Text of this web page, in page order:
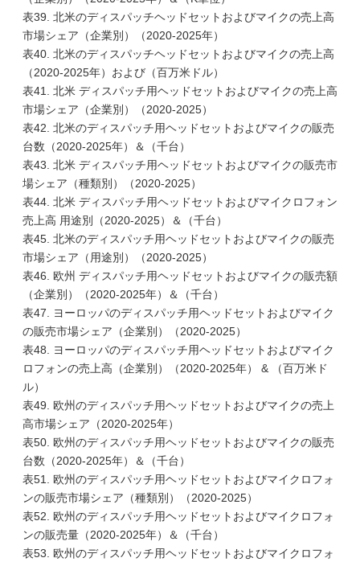
表39. 北米のディスパッチヘッドセットおよびマイクの売上高
市場シェア（企業別）（2020-2025年）
表40. 北米のディスパッチヘッドセットおよびマイクの売上高
（2020-2025年）および（百万米ドル）
表41. 北米 ディスパッチ用ヘッドセットおよびマイクの売上高
市場シェア（企業別）（2020-2025）
表42. 北米のディスパッチ用ヘッドセットおよびマイクの販売
台数（2020-2025年）＆（千台）
表43. 北米 ディスパッチ用ヘッドセットおよびマイクの販売市
場シェア（種類別）（2020-2025）
表44. 北米 ディスパッチ用ヘッドセットおよびマイクロフォン
売上高 用途別（2020-2025）＆（千台）
表45. 北米のディスパッチ用ヘッドセットおよびマイクの販売
市場シェア（用途別）（2020-2025）
表46. 欧州 ディスパッチ用ヘッドセットおよびマイクの販売額
（企業別）（2020-2025年）＆（千台）
表47. ヨーロッパのディスパッチ用ヘッドセットおよびマイク
の販売市場シェア（企業別）（2020-2025）
表48. ヨーロッパのディスパッチ用ヘッドセットおよびマイク
ロフォンの売上高（企業別）（2020-2025年） & （百万米ド
ル）
表49. 欧州のディスパッチ用ヘッドセットおよびマイクの売上
高市場シェア（2020-2025年）
表50. 欧州のディスパッチ用ヘッドセットおよびマイクの販売
台数（2020-2025年）＆（千台）
表51. 欧州のディスパッチ用ヘッドセットおよびマイクロフォ
ンの販売市場シェア（種類別）（2020-2025）
表52. 欧州のディスパッチ用ヘッドセットおよびマイクロフォ
ンの販売量（2020-2025年）＆（千台）
表53. 欧州のディスパッチ用ヘッドセットおよびマイクロフォ